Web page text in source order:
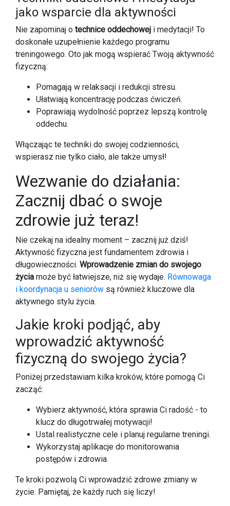
jako wsparcie dla aktywności
Nie zapominaj o technice oddechowej i medytacji! To
doskonałe uzupełnienie każdego programu
treningowego. Oto jak mogą wspierać Twoją aktywność
fizyczną:
Pomagają w relaksacji i redukcji stresu.
Ułatwiają koncentrację podczas ćwiczeń.
Poprawiają wydolność poprzez lepszą kontrolę
oddechu.
Włączając te techniki do swojej codzienności,
wspierasz nie tylko ciało, ale także umysł!
Wezwanie do działania:
Zacznij dbać o swoje
zdrowie już teraz!
Nie czekaj na idealny moment – zacznij już dziś!
Aktywność fizyczna jest fundamentem zdrowia i
długowieczności. Wprowadzenie zmian do swojego
życia może być łatwiejsze, niż się wydaje. Równowaga
i koordynacja u seniorów są również kluczowe dla
aktywnego stylu życia.
Jakie kroki podjąć, aby
wprowadzić aktywność
fizyczną do swojego życia?
Poniżej przedstawiam kilka kroków, które pomogą Ci
zacząć:
Wybierz aktywność, która sprawia Ci radość - to
klucz do długotrwałej motywacji!
Ustal realistyczne cele i planuj regularne treningi.
Wykorzystaj aplikacje do monitorowania
postępów i zdrowia.
Te kroki pozwolą Ci wprowadzić zdrowe zmiany w
życie. Pamiętaj, że każdy ruch się liczy!